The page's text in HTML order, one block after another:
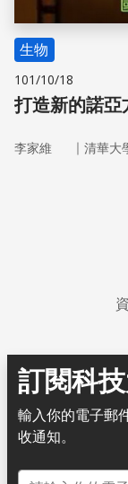
生物
101/10/18
打造新的諾亞
李家維 ｜ 清華大
訂閱科
輸入你的電子郵
收通知。
電子郵件地址